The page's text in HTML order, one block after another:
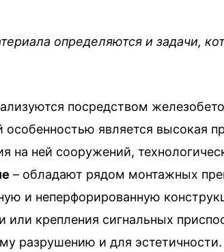
определяются и задачи,
посредством
особенностью является высокая
на ней сооружений,
– обладают рядом монтажных
и неперфорированную
или крепления сигнальных
разрушению и для эстетичности.